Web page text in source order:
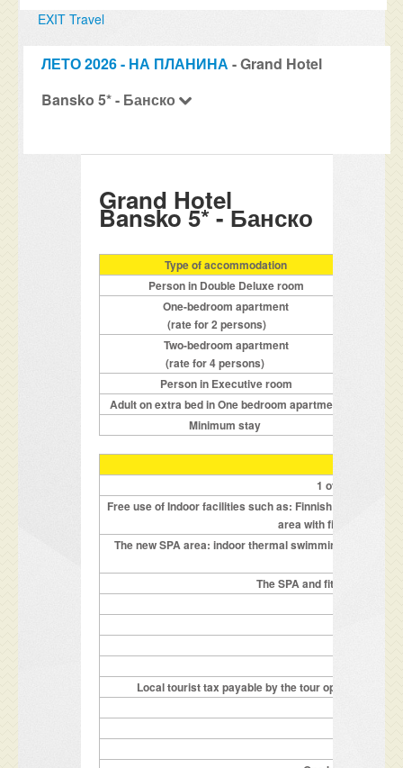
EXIT Travel
ЛЕТО 2026 - НА ПЛАНИНА - Grand Hotel
Bansko 5* - Банско
Grand Hotel
Bansko 5* - Банско
Type of accommodation
Person in Double Deluxe room
One-bedroom apartment
(rate for 2 persons)
Two-bedroom apartment
(rate for 4 persons)
Person in Executive room
Adult on extra bed in One bedroom apartment
Minimum stay
1 overnight per
Free use of Indoor facilities such as: Finnish sauna, Salt
area with fireplace,
The new SPA area: indoor thermal swimming pool,
The SPA and fitness center
Local tourist tax payable by the tour operator who